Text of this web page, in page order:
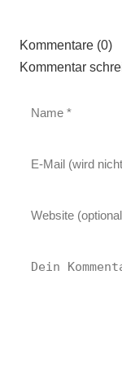
Kommentare (0)
Kommentar